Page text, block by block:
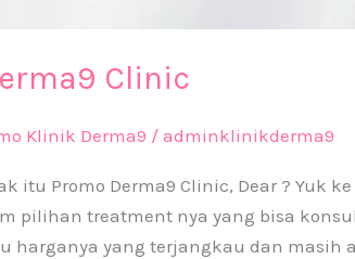
Clinic
Klinik Derma9 /adminklinikderma9
itu Promo Derma9 Clinic, Dear ? Yuk
pilihan treatment nya yang bisa
harganya yang terjangkau dan masih